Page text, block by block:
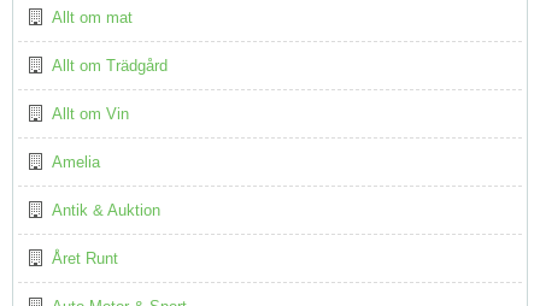
Allt om mat
Allt om Trädgård
Allt om Vin
Amelia
Antik & Auktion
Året Runt